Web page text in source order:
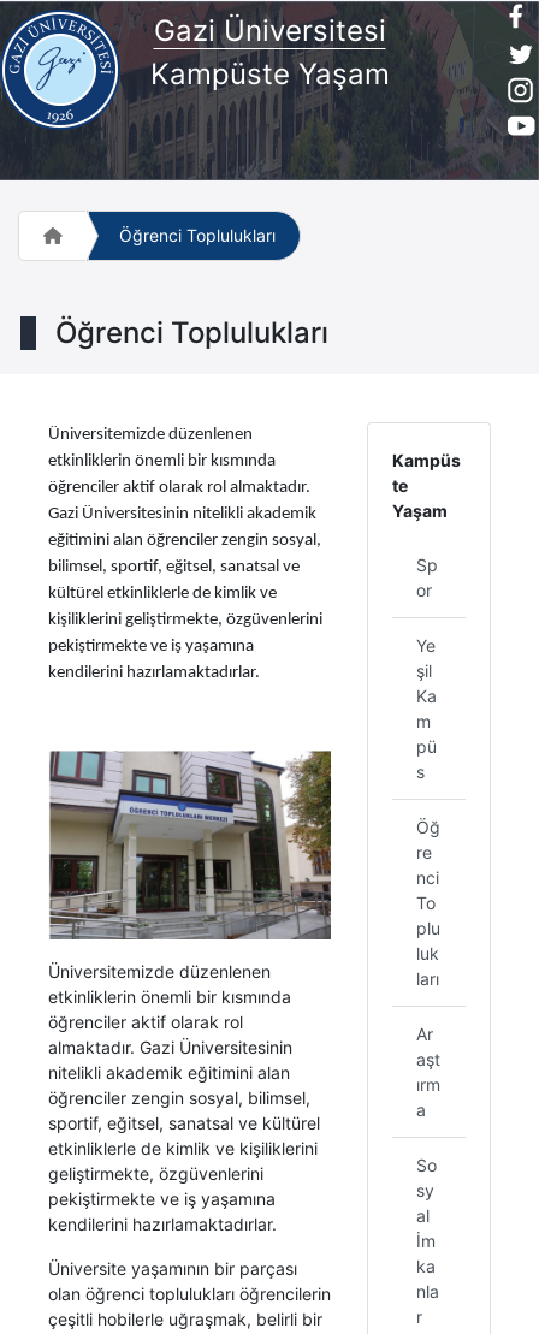
Gazi Üniversitesi
Kampüste Yaşam
Öğrenci Toplulukları
Öğrenci Toplulukları
Üniversitemizde düzenlenen
etkinliklerin önemli bir kısmında
öğrenciler aktif olarak rol almaktadır.
Gazi Üniversitesinin nitelikli akademik
eğitimini alan öğrenciler zengin sosyal,
bilimsel, sportif, eğitsel, sanatsal ve
kültürel etkinliklerle de kimlik ve
kişiliklerini geliştirmekte, özgüvenlerini
pekiştirmekte ve iş yaşamına
kendilerini hazırlamaktadırlar.
Üniversitemizde düzenlenen
etkinliklerin önemli bir kısmında
öğrenciler aktif olarak rol
almaktadır. Gazi Üniversitesinin
nitelikli akademik eğitimini alan
öğrenciler zengin sosyal, bilimsel,
sportif, eğitsel, sanatsal ve kültürel
etkinliklerle de kimlik ve kişiliklerini
geliştirmekte, özgüvenlerini
pekiştirmekte ve iş yaşamına
kendilerini hazırlamaktadırlar.
Üniversite yaşamının bir parçası
olan öğrenci toplulukları öğrencilerin
çeşitli hobilerle uğraşmak, belirli bir
Kampüs
te
Yaşam
Sp
or
Ye
şil
Ka
m
pü
s
Öğ
re
nci
To
plu
luk
ları
Ar
aşt
ırm
a
So
sy
al
İm
ka
nla
r